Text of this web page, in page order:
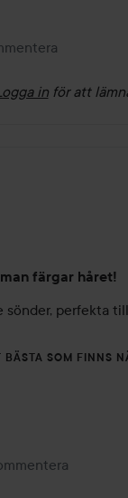
in för att
2 år
färgar håret!
sönder, perfekta
BÄSTA SOM FINNS